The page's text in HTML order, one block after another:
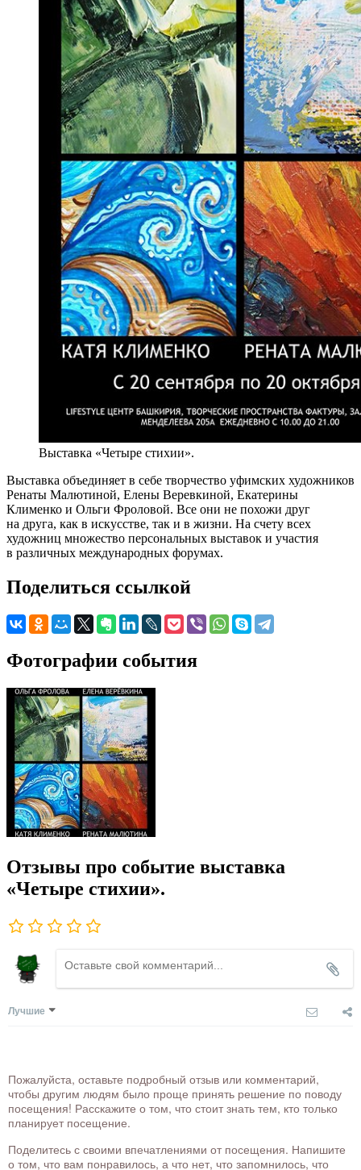
Выставка «Четыре стихии».
Выставка объединяет в себе творчество уфимских художников
Ренаты Малютиной, Елены Веревкиной, Екатерины
Клименко и Ольги Фроловой. Все они не похожи друг
на друга, как в искусстве, так и в жизни. На счету всех
художниц множество персональных выставок и участия
в различных международных форумах.
Поделиться ссылкой
Фотографии события
Отзывы про событие выставка
«Четыре стихии».
Лучшие
Пожалуйста, оставьте подробный отзыв или комментарий,
чтобы другим людям было проще принять решение по поводу
посещения! Расскажите о том, что стоит знать тем, кто только
планирует посещение.
Поделитесь с своими впечатлениями от посещения. Напишите
о том, что вам понравилось, а что нет, что запомнилось, что